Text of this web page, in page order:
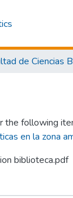
de Ciencias
the following
en la zona
biblioteca.pdf